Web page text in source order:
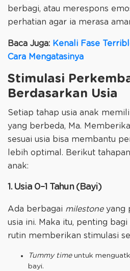
berbagi, atau merespons
perhatian agar ia merasa
Baca Juga: Kenali Fase
Cara Mengatasinya
Stimulasi
Berdasarkan Usia
Setiap tahap usia anak
yang berbeda, Ma.
sesuai usia bisa membantu
lebih optimal. Berikut
anak:
1. Usia 0–1 Tahun (Bayi)
Ada berbagai milestone yang
usia ini. Maka itu, penting
rutin memberikan stimulasi
Tummy timeuntuk
bayi.